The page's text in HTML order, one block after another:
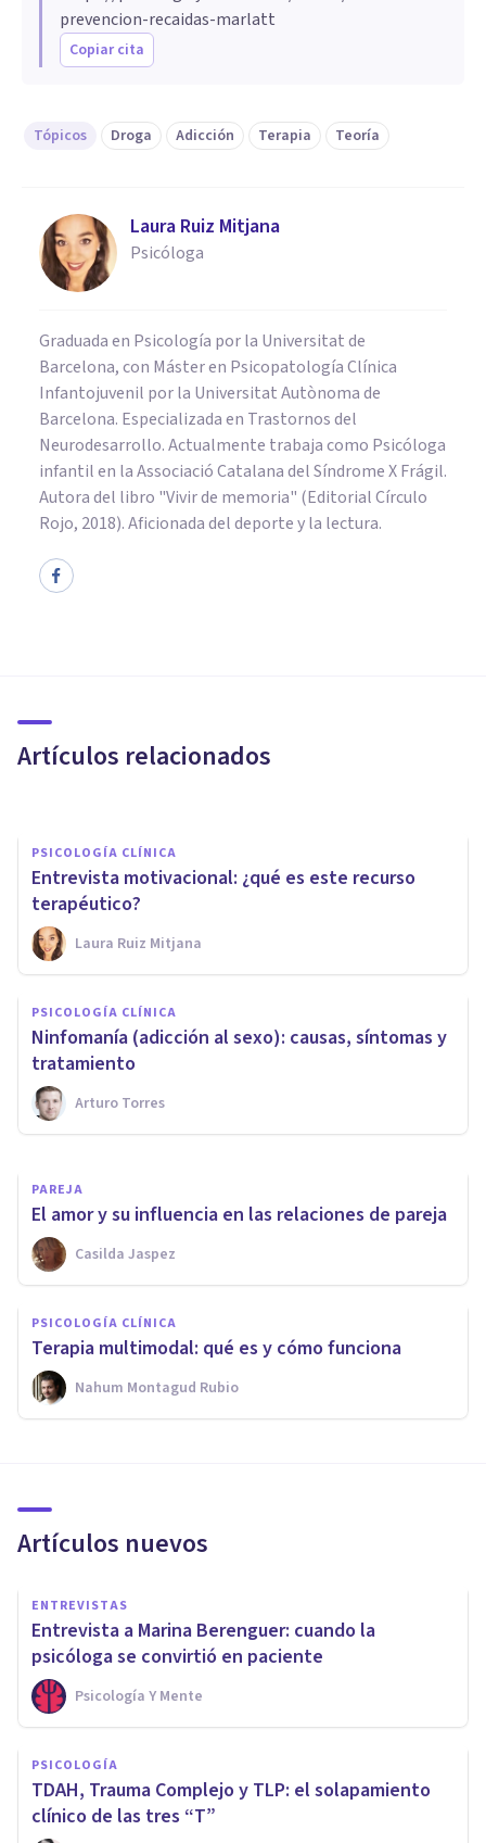
prevencion-recaidas-marlatt
Copiar cita
Tópicos Droga Adicción Terapia Teoría
Laura Ruiz Mitjana
Psicóloga
Graduada en Psicología por la Universitat de
Barcelona, con Máster en Psicopatología Clínica
Infantojuvenil por la Universitat Autònoma de
Barcelona. Especializada en Trastornos del
Neurodesarrollo. Actualmente trabaja como Psicóloga
infantil en la Associació Catalana del Síndrome X Frágil.
Autora del libro "Vivir de memoria" (Editorial Círculo
Rojo, 2018). Aficionada del deporte y la lectura.
Artículos relacionados
asociados
PSICOLOGÍA CLÍNICA
Entrevista motivacional: ¿qué es este recurso
terapéutico?
Laura Ruiz Mitjana
PSICOLOGÍA CLÍNICA
Ninfomanía (adicción al sexo): causas, síntomas y
tratamiento
Arturo Torres
¿Cómo es el proceso de
desintoxicación de la cocaína?
Clínicas Cita
PAREJA
El amor y su influencia en las relaciones de pareja
Casilda Jaspez
PSICOLOGÍA CLÍNICA
Terapia multimodal: qué es y cómo funciona
Nahum Montagud Rubio
Artículos nuevos
ENTREVISTAS
Entrevista a Marina Berenguer: cuando la
psicóloga se convirtió en paciente
Psicología Y Mente
PSICOLOGÍA
TDAH, Trauma Complejo y TLP: el solapamiento
clínico de las tres “T”